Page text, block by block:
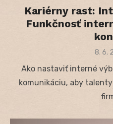
Kariérny rast:
Funkčnosť
8. 6.
Ako nastaviť interné
komunikáciu, aby